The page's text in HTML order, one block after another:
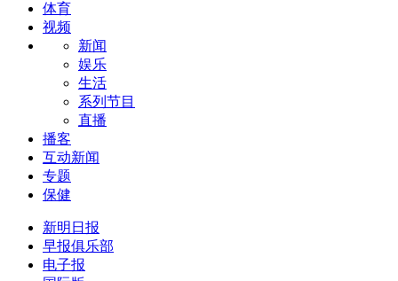
体育
视频
新闻
娱乐
生活
系列节目
直播
播客
互动新闻
专题
保健
新明日报
早报俱乐部
电子报